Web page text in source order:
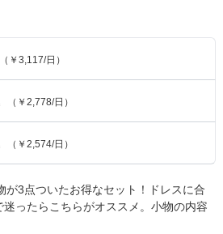
（ ￥3,117/日）
（ ￥2,778/日）
（ ￥2,574/日）
が3点ついたお得なセット！ドレスに合
ったらこちらがオススメ。小物の内容